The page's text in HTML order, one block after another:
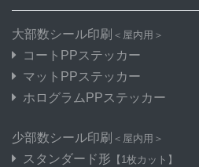
大部数シール印刷 ＜屋内用＞
コートPPステッカー
マットPPステッカー
ホログラムPPステッカー
少部数シール印刷 ＜屋内用＞
スタンダード形 【1枚カット】